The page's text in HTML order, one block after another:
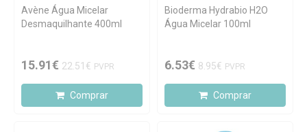
Avène Água Micelar
Desmaquilhante 400ml
15.91€ 22.51€ PVPR
Comprar
Bioderma Hydrabio H2O
Água Micelar 100ml
6.53€ 8.95€ PVPR
Comprar